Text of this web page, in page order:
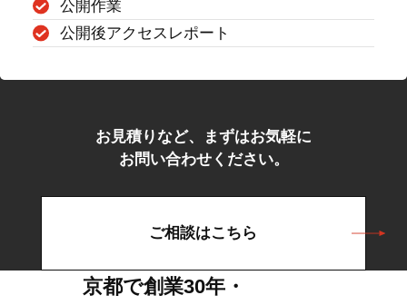
公開作業
公開後アクセスレポート
お見積りなど、まずはお気軽に
お問い合わせください。
ご相談はこちら
京都で創業30年・